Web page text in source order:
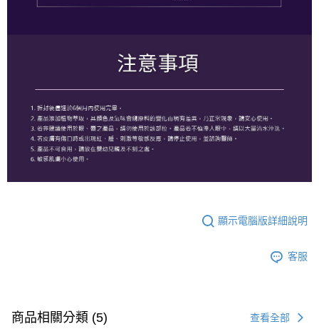
顯示電腦版詳細說明
客服
商品相關分類 (5) 查看全部